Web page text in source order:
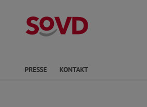
Kreisverband
PRESSE KONTAKT